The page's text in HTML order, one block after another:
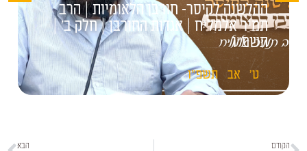
ההלשנה לקיסר- חורבן הלאומיות | הרב
תמיר אלמליח | אגדות החורבן | חלק ב' |
תשפ"ו
ט' אב תשפ"ו
הקודם הבא